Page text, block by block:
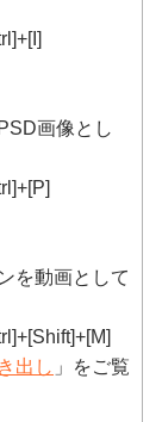
画像とし
を動画として
出し 」をご覧